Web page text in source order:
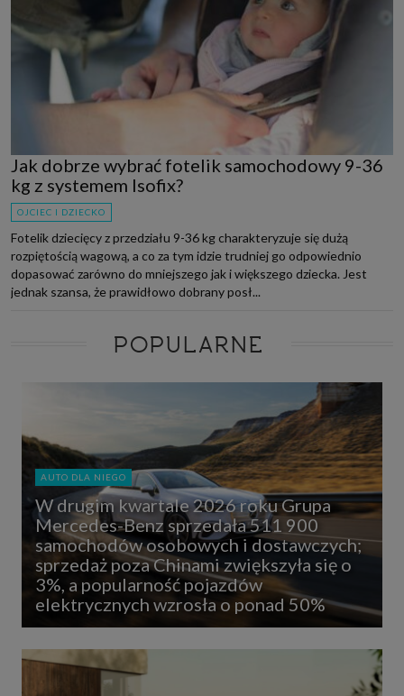
Jak dobrze wybrać fotelik samochodowy 9-36
kg z systemem Isofix?
OJCIEC I DZIECKO
Fotelik dziecięcy z przedziału 9-36 kg charakteryzuje się dużą
rozpiętością wagową, a co za tym idzie trudniej go odpowiednio
dopasować zarówno do mniejszego jak i większego dziecka. Jest
jednak szansa, że prawidłowo dobrany posł...
POPULARNE
AUTO DLA NIEGO
W drugim kwartale 2026 roku Grupa
Mercedes-Benz sprzedała 511 900
samochodów osobowych i dostawczych;
sprzedaż poza Chinami zwiększyła się o
3%, a popularność pojazdów
elektrycznych wzrosła o ponad 50%